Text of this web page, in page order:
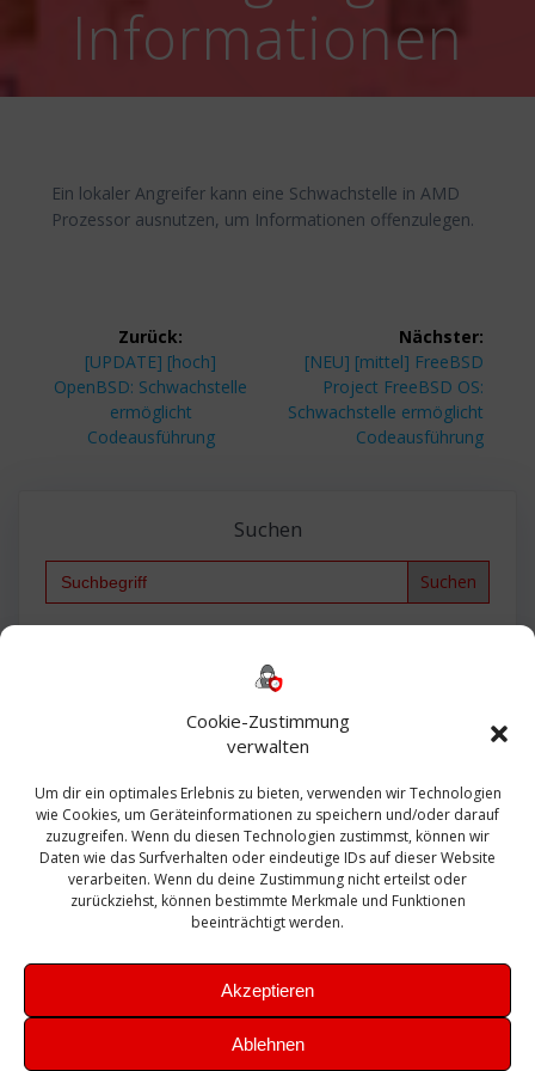
Cookie-Zustimmung
verwalten
Um dir ein optimales Erlebnis zu bieten, verwenden wir Technologien
wie Cookies, um Geräteinformationen zu speichern und/oder darauf
zuzugreifen. Wenn du diesen Technologien zustimmst, können wir
Daten wie das Surfverhalten oder eindeutige IDs auf dieser Website
verarbeiten. Wenn du deine Zustimmung nicht erteilst oder
zurückziehst, können bestimmte Merkmale und Funktionen
beeinträchtigt werden.
Akzeptieren
Ablehnen
Informationen
Ein lokaler Angreifer kann eine Schwachstelle in AMD
Prozessor ausnutzen, um Informationen offenzulegen.
Beitragsnavigation
Zurück:
Vorheriger
Beitrag:
[UPDATE] [hoch]
OpenBSD: Schwachstelle
ermöglicht
Codeausführung
Nächster:
Nächster
Beitrag:
[NEU] [mittel] FreeBSD
Project FreeBSD OS:
Schwachstelle ermöglicht
Codeausführung
Suchen
Search
Bautagebuch
Exchange firewall Fritzbox
Microsoft
Sanierung SBS Security Server Sicherheit
Sicherung SIEM Sophos SSL Ubuntu
Update Upgrade UTM VCenter VCSA Veeam
VMWare VPN WAZUH Windows
Zertifikat